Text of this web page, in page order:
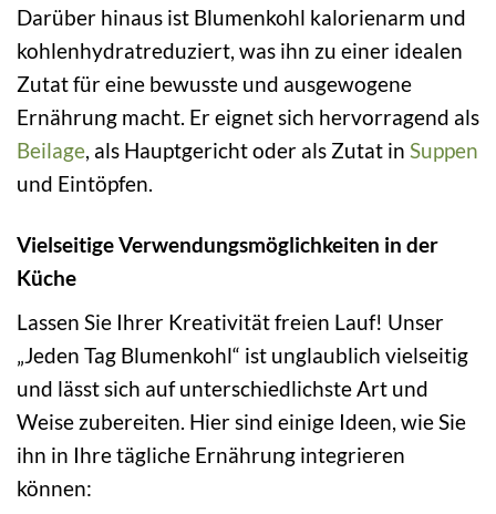
Darüber hinaus ist Blumenkohl kalorienarm und
kohlenhydratreduziert, was ihn zu einer idealen
Zutat für eine bewusste und ausgewogene
Ernährung macht. Er eignet sich hervorragend als
Beilage, als Hauptgericht oder als Zutat in Suppen
und Eintöpfen.
Vielseitige Verwendungsmöglichkeiten in der
Küche
Lassen Sie Ihrer Kreativität freien Lauf! Unser
„Jeden Tag Blumenkohl“ ist unglaublich vielseitig
und lässt sich auf unterschiedlichste Art und
Weise zubereiten. Hier sind einige Ideen, wie Sie
ihn in Ihre tägliche Ernährung integrieren
können: